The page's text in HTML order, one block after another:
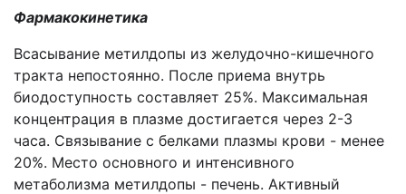
Фармакокинетика
Всасывание метилдопы из желудочно-кишечного
тракта непостоянно. После приема внутрь
биодоступность составляет 25%. Максимальная
концентрация в плазме достигается через 2-3
часа. Связывание с белками плазмы крови - менее
20%. Место основного и интенсивного
метаболизма метилдопы - печень. Активный